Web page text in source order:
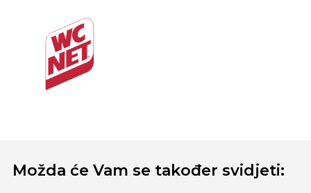
Možda će Vam se također svidjeti: